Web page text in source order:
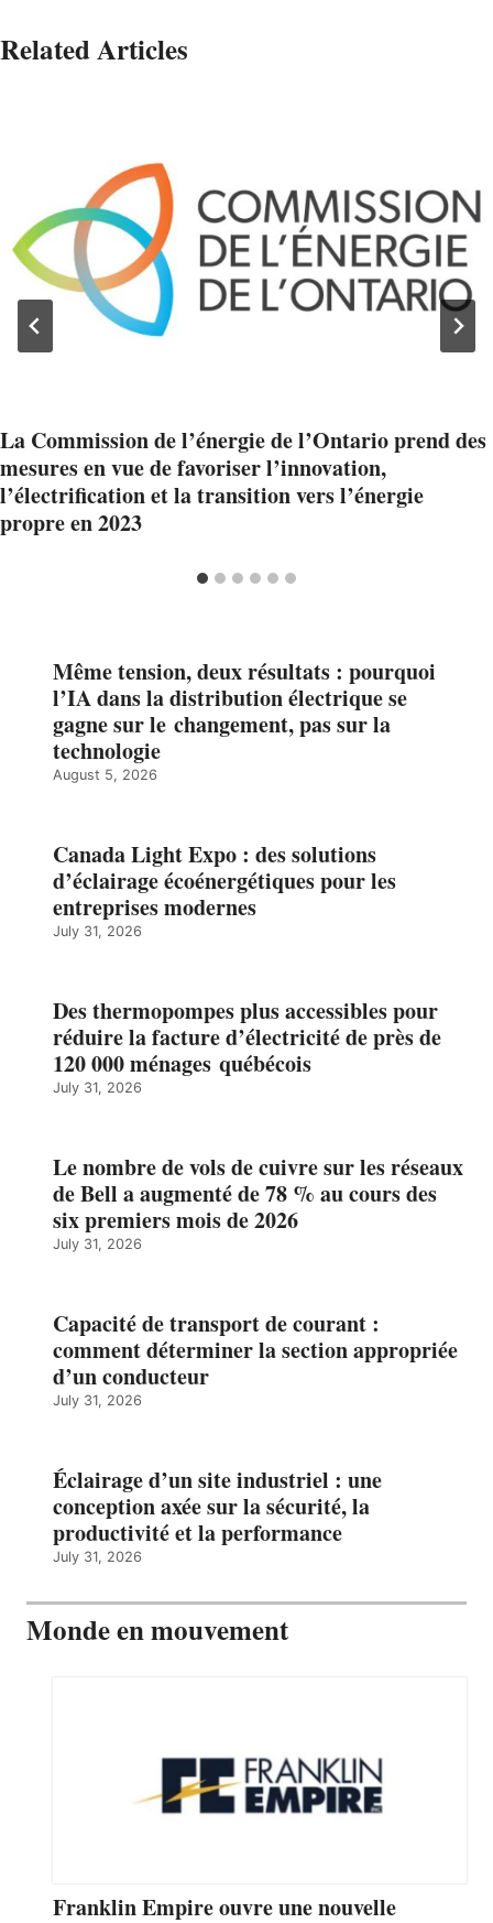
Related Articles
La Commission de l’énergie de l’Ontario prend des
mesures en vue de favoriser l’innovation,
l’électrification et la transition vers l’énergie
propre en 2023
Même tension, deux résultats : pourquoi
l’IA dans la distribution électrique se
gagne sur le changement, pas sur la
technologie
August 5, 2026
Canada Light Expo : des solutions
d’éclairage écoénergétiques pour les
entreprises modernes
July 31, 2026
Des thermopompes plus accessibles pour
réduire la facture d’électricité de près de
120 000 ménages québécois
July 31, 2026
Le nombre de vols de cuivre sur les réseaux
de Bell a augmenté de 78 % au cours des
six premiers mois de 2026
July 31, 2026
Capacité de transport de courant :
comment déterminer la section appropriée
d’un conducteur
July 31, 2026
Éclairage d’un site industriel : une
conception axée sur la sécurité, la
productivité et la performance
July 31, 2026
Monde en mouvement
Franklin Empire ouvre une nouvelle